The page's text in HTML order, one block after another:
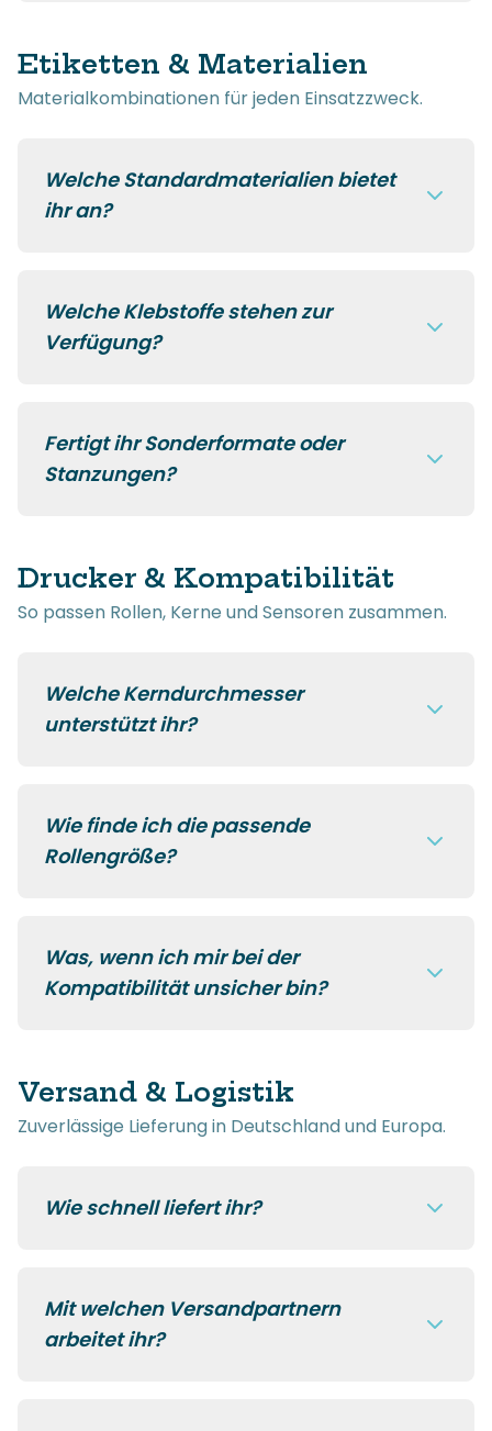
Etiketten & Materialien
Materialkombinationen für jeden Einsatzzweck.
Welche Standardmaterialien bietet
ihr an?
Welche Klebstoffe stehen zur
Verfügung?
Fertigt ihr Sonderformate oder
Stanzungen?
Drucker & Kompatibilität
So passen Rollen, Kerne und Sensoren zusammen.
Welche Kerndurchmesser
unterstützt ihr?
Wie finde ich die passende
Rollengröße?
Was, wenn ich mir bei der
Kompatibilität unsicher bin?
Versand & Logistik
Zuverlässige Lieferung in Deutschland und Europa.
Wie schnell liefert ihr?
Mit welchen Versandpartnern
arbeitet ihr?